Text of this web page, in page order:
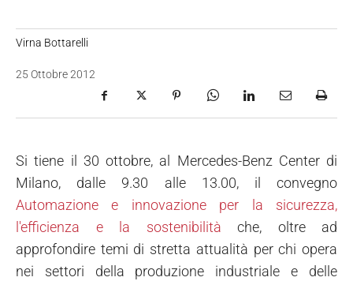
Virna Bottarelli
25 Ottobre 2012
Si tiene il 30 ottobre, al Mercedes-Benz Center di
Milano, dalle 9.30 alle 13.00, il convegno
Automazione e innovazione per la sicurezza,
l'efficienza e la sostenibilità che, oltre ad
approfondire temi di stretta attualità per chi opera
nei settori della produzione industriale e delle